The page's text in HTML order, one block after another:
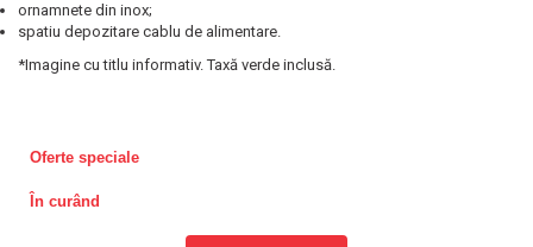
ornamnete din inox;
spatiu depozitare cablu de alimentare.
*Imagine cu titlu informativ. Taxă verde inclusă.
Oferte speciale
În curând